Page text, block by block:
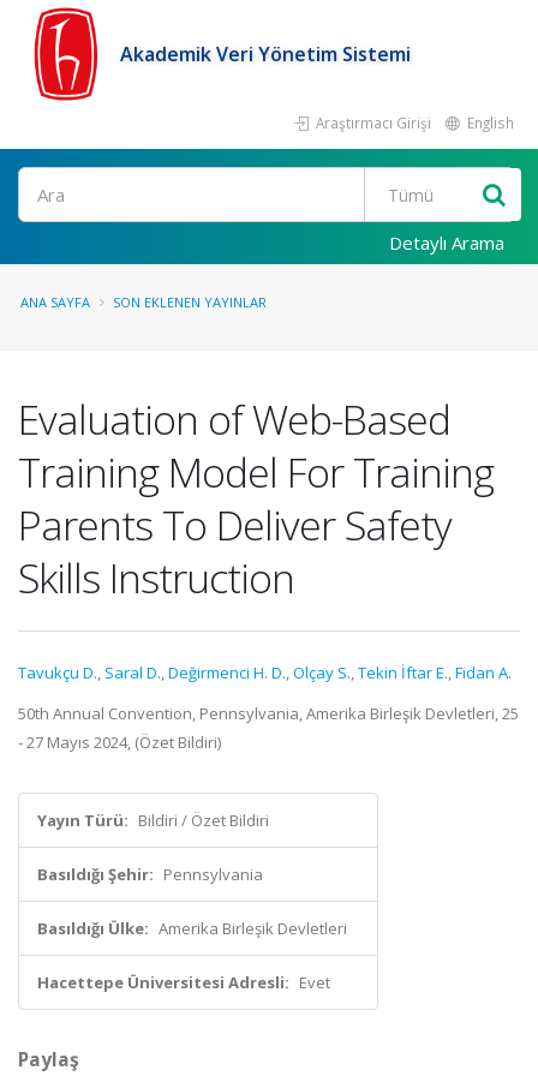
Akademik Veri Yönetim Sistemi
Araştırmacı Girişi English
Ara
Detaylı Arama
ANA SAYFA SON EKLENEN YAYINLAR
Evaluation of Web-Based
Training Model For Training
Parents To Deliver Safety
Skills Instruction
Tavukçu D., Saral D.,Değirmenci H. D.,Olçay S.,Tekin İftar E.,Fidan A.
50th Annual Convention, Pennsylvania, Amerika Birleşik Devletleri, 25
- 27 Mayıs 2024, (Özet Bildiri)
Yayın Türü: Bildiri / Özet Bildiri
Basıldığı Şehir: Pennsylvania
Basıldığı Ülke: Amerika Birleşik Devletleri
Hacettepe Üniversitesi Adresli: Evet
Paylaş